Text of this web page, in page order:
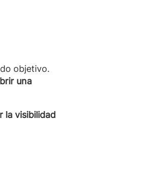
objetivo.
una
la visibilidad